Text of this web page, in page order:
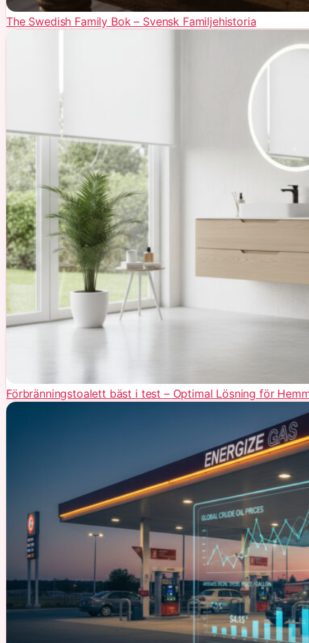
The Swedish Family Bok – Svensk Familjehistoria
Förbränningstoalett bäst i test – Optimal Lösning för